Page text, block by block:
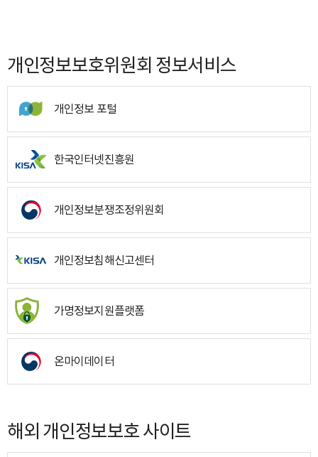
개인정보보호위원회 정보서비스
개인정보 포털
한국인터넷진흥원
개인정보분쟁조정위원회
개인정보침해신고센터
가명정보지원플랫폼
온마이데이터
해외 개인정보보호 사이트